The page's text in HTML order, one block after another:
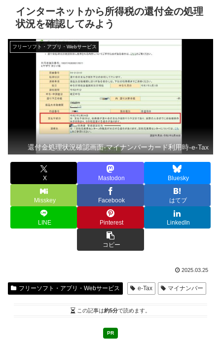
インターネットから所得税の還付金の処理
状況を確認してみよう
フリーソフト・アプリ・Webサービス
還付金処理状況確認画面-マイナンバーカード利用時-e-Tax
X Mastodon Bluesky
Misskey Facebook はてブ
LINE Pinterest LinkedIn
コピー
2025.03.25
フリーソフト・アプリ・Webサービス e-Tax マイナンバー
この記事は約5分で読めます。
PR